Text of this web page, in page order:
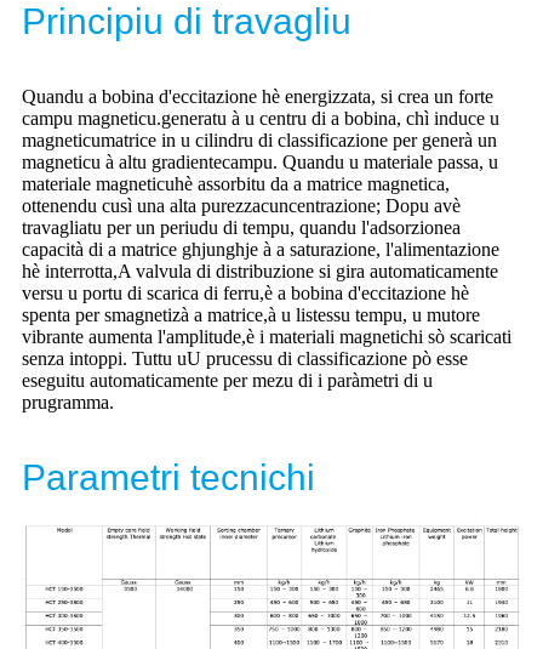
Principiu di travagliu
Quandu a bobina d'eccitazione hè energizzata, si crea un forte
campu magneticu.generatu à u centru di a bobina, chì induce u
magneticumatrice in u cilindru di classificazione per generà un
magneticu à altu gradientecampu. Quandu u materiale passa, u
materiale magneticuhè assorbitu da a matrice magnetica,
ottenendu cusì una alta purezzacuncentrazione; Dopu avè
travagliatu per un periudu di tempu, quandu l'adsorzionea
capacità di a matrice ghjunghje à a saturazione, l'alimentazione
hè interrotta,A valvula di distribuzione si gira automaticamente
versu u portu di scarica di ferru,è a bobina d'eccitazione hè
spenta per smagnetizà a matrice,à u listessu tempu, u mutore
vibrante aumenta l'amplitude,è i materiali magnetichi sò scaricati
senza intoppi. Tuttu uU prucessu di classificazione pò esse
eseguitu automaticamente per mezu di i paràmetri di u
prugramma.
Parametri tecnichi